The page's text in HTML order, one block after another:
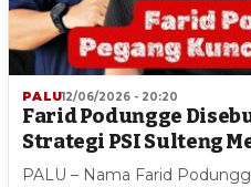
PALU12/06/2026 - 20:20
Farid Podungge
Strategi PSI Sulteng
PALU – Nama Farid